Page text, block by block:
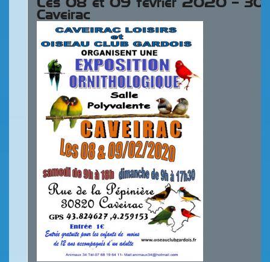
Les 08 et 09 février 2020 –